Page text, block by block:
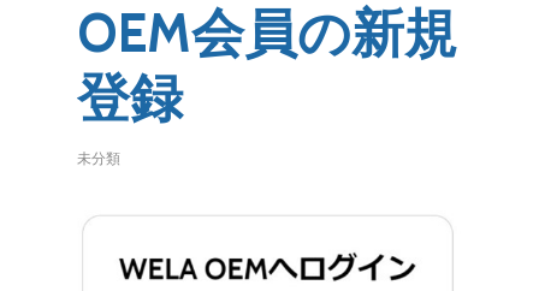
OEM会員の新規
登録
未分類